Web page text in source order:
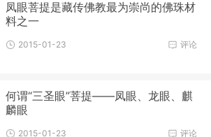
凤眼菩提是藏传佛教最为崇尚的佛珠材
料之一
评论
2015-01-23
何谓“三圣眼”菩提——凤眼、龙眼、麒
麟眼
评论
2015-01-23